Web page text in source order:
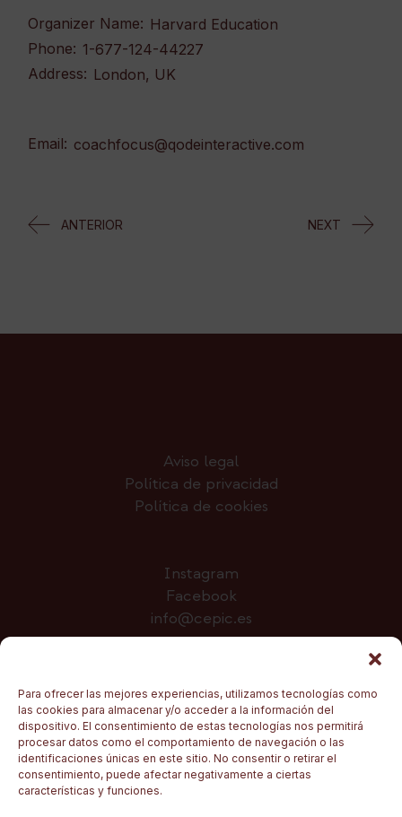
Para ofrecer las mejores experiencias, utilizamos tecnologías como
las cookies para almacenar y/o acceder a la información del
dispositivo. El consentimiento de estas tecnologías nos permitirá
procesar datos como el comportamiento de navegación o las
identificaciones únicas en este sitio. No consentir o retirar el
consentimiento, puede afectar negativamente a ciertas
características y funciones.
Organizer Name: Harvard Education
Phone: 1-677-124-44227
Address: London, UK
Email: coachfocus@qodeinteractive.com
ANTERIOR NEXT
Aviso legal
Política de privacidad
Política de cookies
Instagram
Facebook
info@cepic.es
Colabora